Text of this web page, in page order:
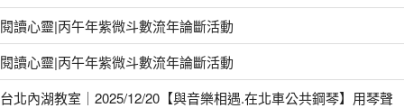
閱讀心靈|丙午年紫微斗數流年論斷活動
閱讀心靈|丙午年紫微斗數流年論斷活動
台北內湖教室｜2025/12/20【與音樂相遇.在北車公共鋼琴】用琴聲